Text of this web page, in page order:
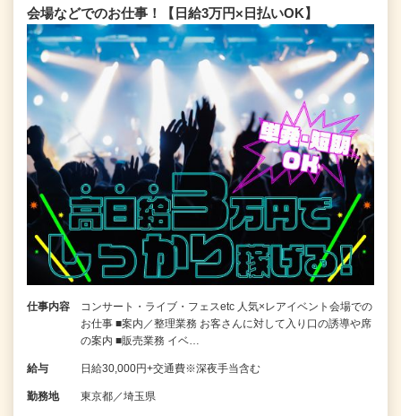
会場などでのお仕事！【日給3万円×日払いOK】
仕事内容
コンサート・ライブ・フェスetc 人気×レアイベント会場での
お仕事 ■案内／整理業務 お客さんに対して入り口の誘導や席
の案内 ■販売業務 イベ…
給与 日給30,000円+交通費※深夜手当含む
勤務地 東京都／埼玉県